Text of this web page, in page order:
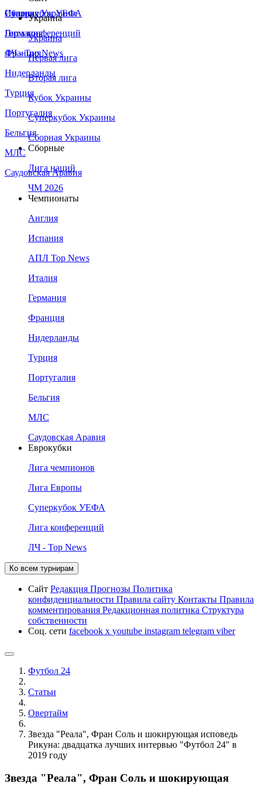
Сборная Украины
Италия
Германия
Франция
Нидерланды
Турция
Португалия
Бельгия
МЛС
Саудовская Аравия
Суперкубок УЕФА
Лига конференций
ЛЧ - Top News
Украина
Украина
Первая лига
Вторая лига
Кубок Украины
Суперкубок Украины
Сборная Украины
Сборные
Лига наций
ЧМ 2026
Чемпионаты
Англия
Испания
АПЛ Top News
Италия
Германия
Франция
Нидерланды
Турция
Португалия
Бельгия
МЛС
Саудовская Аравия
Еврокубки
Лига чемпионов
Лига Европы
Суперкубок УЕФА
Лига конференций
ЛЧ - Top News
Ко всем турнирам
Сайт Редакция Прогнозы Политика
конфиденциальности Правила сайту Контакты Правила
комментирования Редакционная политика Структура
собственности
Соц. сети facebook x youtube instagram telegram viber
Футбол 24
Статьи
Овертайм
Звезда "Реала", Фран Соль и шокирующая исповедь
Рикуна: двадцатка лучших интервью "Футбол 24" в
2019 году
Звезда "Реала", Фран Соль и шокирующая